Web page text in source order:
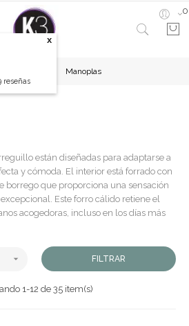
0
Manoplas
están diseñadas para adaptarse a
y cómoda. El interior está forrado con
borrego que proporciona una sensación
Este forro cálido retiene el
acogedoras, incluso en los días más
 FILTRAR
1-12 de 35 item(s)
reseñas
x